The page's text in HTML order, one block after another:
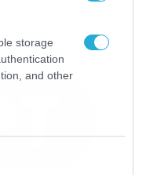
storage
and other